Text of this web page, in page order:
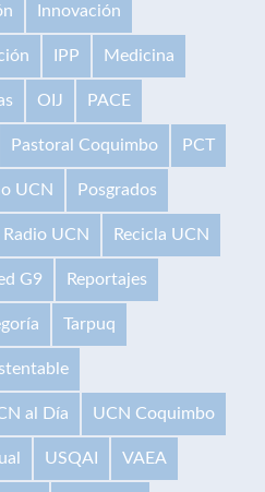
Innovación
IPP Medicina
OIJ PACE
Pastoral Coquimbo PCT
UCN Posgrados
Radio UCN Recicla UCN
G9 Reportajes
Tarpuq
al Día UCN Coquimbo
USQAI VAEA